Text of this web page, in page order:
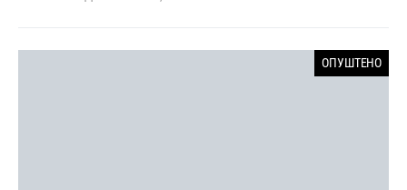
ОПУШТЕНО